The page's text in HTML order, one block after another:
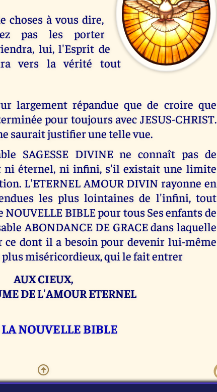
choses à vous dire,
pas les porter
lui, l'Esprit de
vers la vérité tout
largement répandue que de croire que
pour toujours avec JESUS-CHRIST.
saurait justifier une telle vue.
SAGESSE DIVINE ne connaît pas de
ni éternel, ni infini, s'il existait une limite
L'ETERNEL AMOUR DIVIN rayonne en
les plus lointaines de l'infini, tout
BIBLE pour tous Ses enfants de
ABONDANCE DE GRACE dans laquelle
ce dont il a besoin pour devenir lui-même
miséricordieux, qui le fait entrer
AUX CIEUX,
DE L'AMOUR ETERNEL
NOUVELLE BIBLE